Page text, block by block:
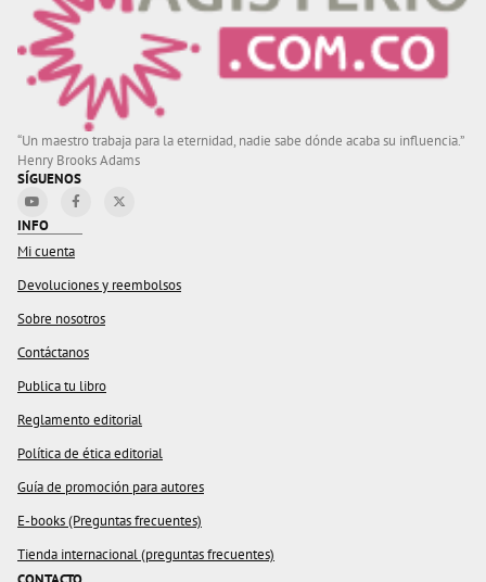
“Un maestro trabaja para la eternidad, nadie sabe dónde acaba su influencia.”
Henry Brooks Adams
SÍGUENOS
INFO
Mi cuenta
Devoluciones y reembolsos
Sobre nosotros
Contáctanos
Publica tu libro
Reglamento editorial
Política de ética editorial
Guía de promoción para autores
E-books (Preguntas frecuentes)
Tienda internacional (preguntas frecuentes)